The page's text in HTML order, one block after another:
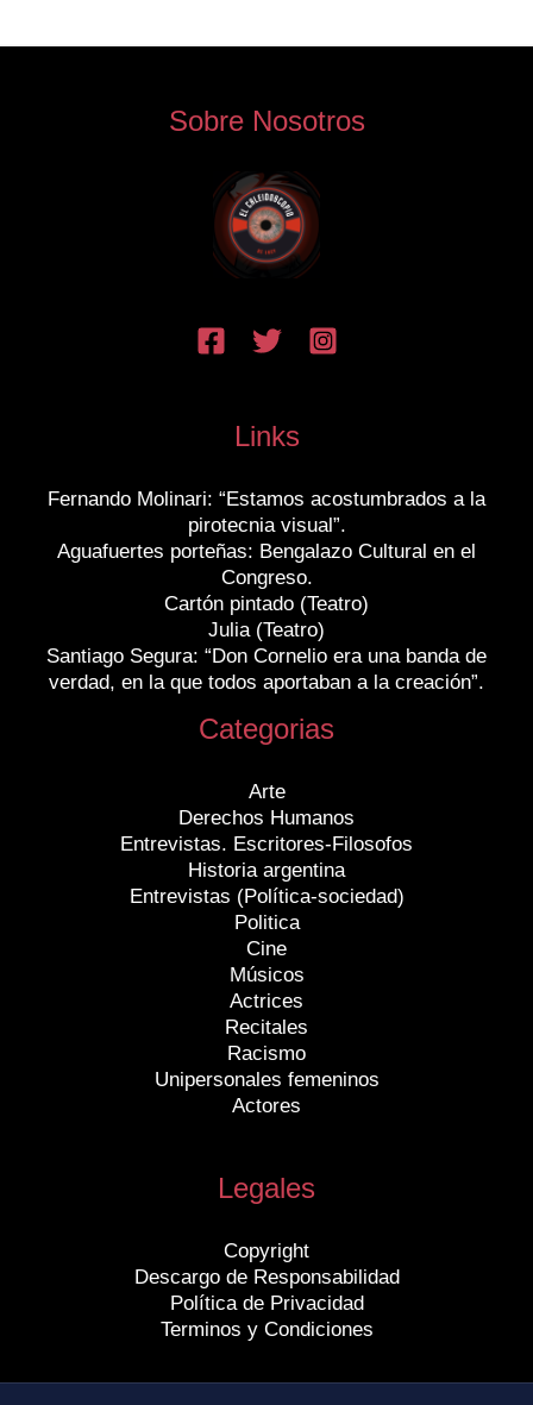
Sobre Nosotros
Links
Fernando Molinari: “Estamos acostumbrados a la
pirotecnia visual”.
Aguafuertes porteñas: Bengalazo Cultural en el
Congreso.
Cartón pintado (Teatro)
Julia (Teatro)
Santiago Segura: “Don Cornelio era una banda de
verdad, en la que todos aportaban a la creación”.
Categorias
Arte
Derechos Humanos
Entrevistas. Escritores-Filosofos
Historia argentina
Entrevistas (Política-sociedad)
Politica
Cine
Músicos
Actrices
Recitales
Racismo
Unipersonales femeninos
Actores
Legales
Copyright
Descargo de Responsabilidad
Política de Privacidad
Terminos y Condiciones